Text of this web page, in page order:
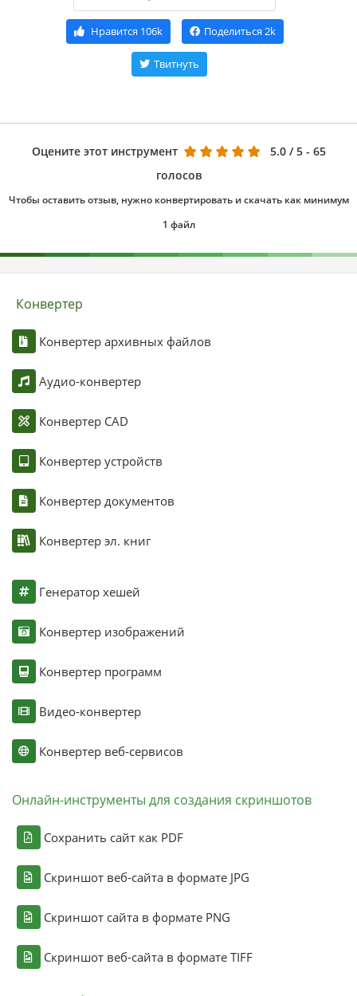
Нравится 106k Поделиться 2k
Твитнуть
Оцените этот инструмент 5.0 / 5 - 65
голосов
Чтобы оставить отзыв, нужно конвертировать и скачать как минимум
1 файл
Конвертер
Конвертер архивных файлов
Аудио-конвертер
Конвертер CAD
Конвертер устройств
Конвертер документов
Конвертер эл. книг
Генератор хешей
Конвертер изображений
Конвертер программ
Видео-конвертер
Конвертер веб-сервисов
Онлайн-инструменты для создания скриншотов
Сохранить сайт как PDF
Скриншот веб-сайта в формате JPG
Скриншот сайта в формате PNG
Скриншот веб-сайта в формате TIFF